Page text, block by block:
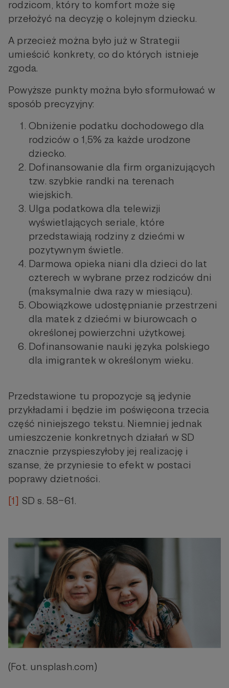
rodzicom, który to komfort może się
przełożyć na decyzję o kolejnym dziecku.
A przecież można było już w Strategii
umieścić konkrety, co do których istnieje
zgoda.
Powyższe punkty można było sformułować w
sposób precyzyjny:
Obniżenie podatku dochodowego dla
rodziców o 1,5% za każde urodzone
dziecko.
Dofinansowanie dla firm organizujących
tzw. szybkie randki na terenach
wiejskich.
Ulga podatkowa dla telewizji
wyświetlających seriale, które
przedstawiają rodziny z dziećmi w
pozytywnym świetle.
Darmowa opieka niani dla dzieci do lat
czterech w wybrane przez rodziców dni
(maksymalnie dwa razy w miesiącu).
Obowiązkowe udostępnianie przestrzeni
dla matek z dziećmi w biurowcach o
określonej powierzchni użytkowej.
Dofinansowanie nauki języka polskiego
dla imigrantek w określonym wieku.
Przedstawione tu propozycje są jedynie
przykładami i będzie im poświęcona trzecia
część niniejszego tekstu. Niemniej jednak
umieszczenie konkretnych działań w SD
znacznie przyspieszyłoby jej realizację i
szanse, że przyniesie to efekt w postaci
poprawy dzietności.
[1] SD s. 58–61.
(Fot. unsplash.com)